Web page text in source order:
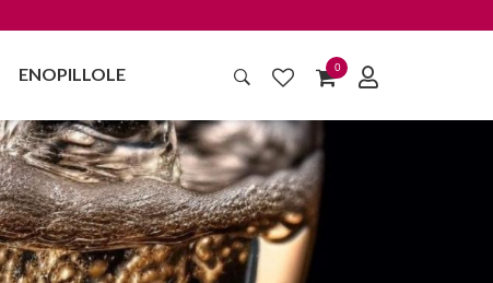
ENOPILLOLE 0